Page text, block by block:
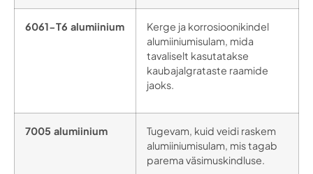
6061-T6 alumiinium
Kerge ja korrosioonikindel
alumiiniumisulam, mida
tavaliselt kasutatakse
kaubajalgrataste raamide
jaoks.
7005 alumiinium
Tugevam, kuid veidi raskem
alumiiniumisulam, mis tagab
parema väsimuskindluse.